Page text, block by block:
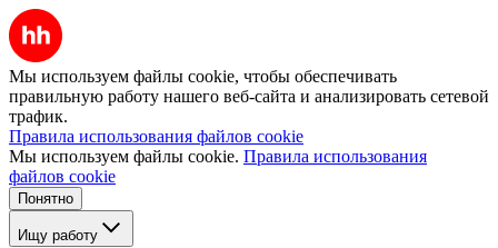
Мы используем файлы cookie, чтобы обеспечивать
правильную работу нашего веб-сайта и анализировать сетевой
трафик.
Правила использования файлов cookie
Мы используем файлы cookie. Правила использования
файлов cookie
Понятно
Ищу работу